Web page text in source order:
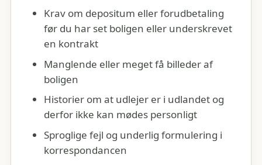
Krav om depositum eller forudbetaling
før du har set boligen eller underskrevet
en kontrakt
Manglende eller meget få billeder af
boligen
Historier om at udlejer er i udlandet og
derfor ikke kan mødes personligt
Sproglige fejl og underlig formulering i
korrespondancen